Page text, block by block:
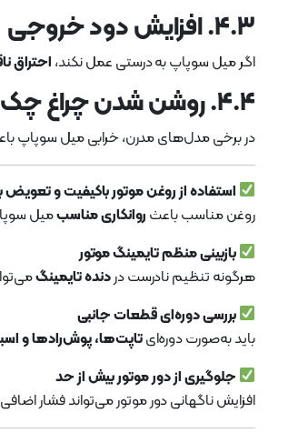
۴.۳. افزایش دود خروجی
اگر میل سوپاپ به درستی عمل نکند، احتراق
۴.۴. روشن شدن چراغ چک موتور
در برخی مدل‌های مدرن، خرابی میل سوپاپ
استفاده از روغن موتور باکیفیت و
روغن مناسب باعث روانکاری مناسبمیل
بازبینی منظم تایمینگ موتور
هرگونه تنظیم نادرست دردنده تایمینگ
بررسی دوره‌ای قطعات جانبی
باید به‌صورت دوره‌ایتاپت‌ها، پوش‌رادها و
جلوگیری از دور موتور بیش از حد
افزایش ناگهانی دور موتور می‌تواند فشار